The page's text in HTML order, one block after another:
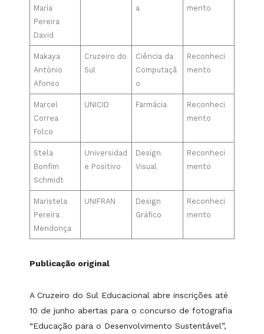
Maria
Pereira
David
a
mento
Makaya
António
Afonso
Cruzeiro do
Sul
Ciência da
Computaçã
o
Reconheci
mento
Marcel
Correa
Folco
UNICID Farmácia
Reconheci
mento
Stela
Bonfim
Schmidt
Universidad
e Positivo
Design
Visual
Reconheci
mento
Maristela
Pereira
Mendonça
UNIFRAN
Design
Gráfico
Reconheci
mento
Publicação original
A Cruzeiro do Sul Educacional abre inscrições até
10 de junho abertas para o concurso de fotografia
“Educação para o Desenvolvimento Sustentável”,